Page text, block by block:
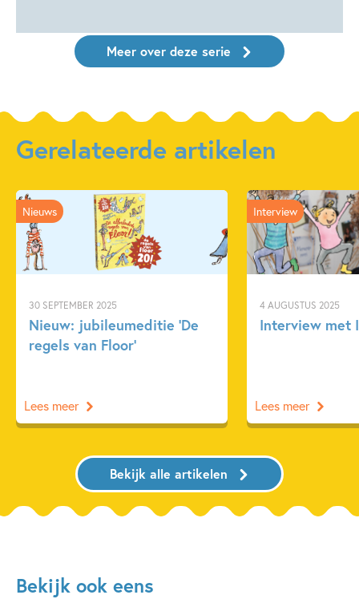
Meer over deze serie
Gerelateerde artikelen
30 SEPTEMBER 2025
Nieuw: jubileumeditie ‘De
regels van Floor’
Nieuws
Lees meer
4 AUGUSTUS 2025
Interview met
Interview
Lees meer
Bekijk alle artikelen
Bekijk ook eens